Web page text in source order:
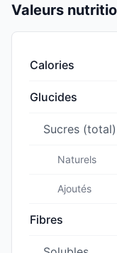
Valeurs
Calories
Glucides
Sucres (total)
Naturels
Ajoutés
Fibres